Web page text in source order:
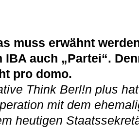
muss erwähnt
IBA auch „Partei“.
pro domo.
Think Berl!n plus
mit dem
heutigen